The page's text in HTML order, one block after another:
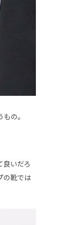
の。
良いだろ
の靴では